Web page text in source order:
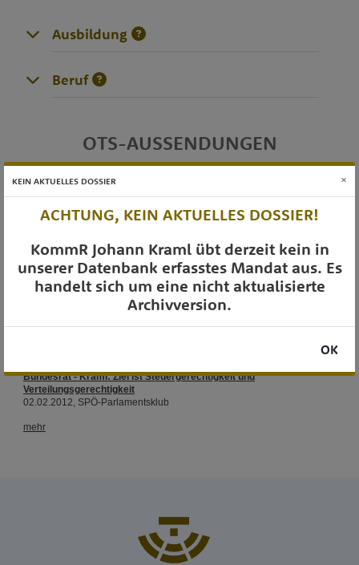
Ausbildung
Beruf
OTS-AUSSENDUNGEN
KEIN AKTUELLES DOSSIER ×
ACHTUNG, KEIN AKTUELLES DOSSIER!
KommR Johann Kraml übt derzeit kein in
unserer Datenbank erfasstes Mandat aus. Es
handelt sich um eine nicht aktualisierte
Archivversion.
OK